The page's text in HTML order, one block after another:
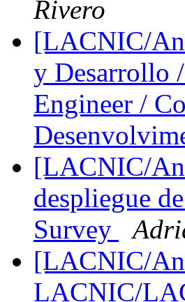
Rivero
[LACNIC/
y Desarrollo
Engineer /
[LACNIC/
despliegue
Survey
[LACNIC/
LACNIC/